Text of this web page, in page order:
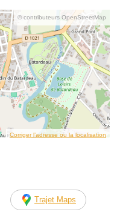
© contributeurs OpenStreetMap
Corriger l’adresse ou la localisation
Trajet Maps